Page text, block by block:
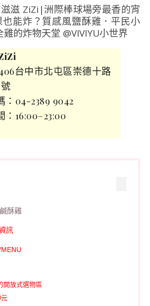
台中市北屯區崇德十路
：04-2389 9042
：16:00–23:00
酥雞
訊
開放式選物區